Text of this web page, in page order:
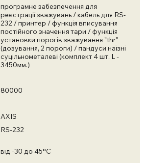
програмне забезпечення для
реєстрації зважувань / кабель для RS-
232 / принтер / функція вписування
постійного значення тари / функція
установки порогів зважування "thr"
(дозування, 2 пороги) / пандуси наїзні
суцільнометалеві (комплект 4 шт. L -
3450мм.)
80000
AXIS
RS-232
від -30 до 45°C